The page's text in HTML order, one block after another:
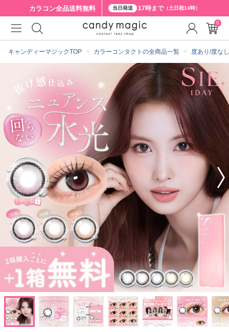
カラコン全品送料無料 当日発送 17時まで（土日祝14時）
キャンディーマジックTOP カラーコンタクトの全商品一覧 度あり/度な
0
クーポン詳細